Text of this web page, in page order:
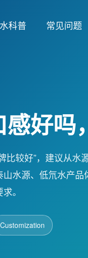
科普 常见问题
好吗
较好”，建议从水
水源、低氘水产品
。
Customization